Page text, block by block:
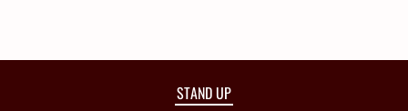
STAND UP